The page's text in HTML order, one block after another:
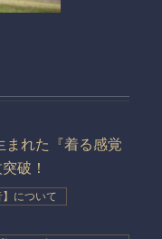
まれた『着る感覚
破！
について